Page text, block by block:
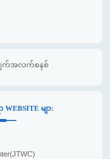
ျက်အလက်စနစ်
မျာ: